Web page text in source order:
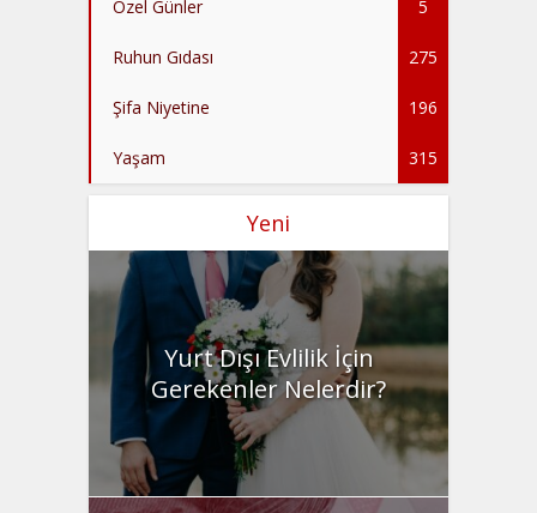
Özel Günler 5
Ruhun Gıdası 275
Şifa Niyetine 196
Yaşam 315
Yeni
Yurt Dışı Evlilik İçin
Gerekenler Nelerdir?